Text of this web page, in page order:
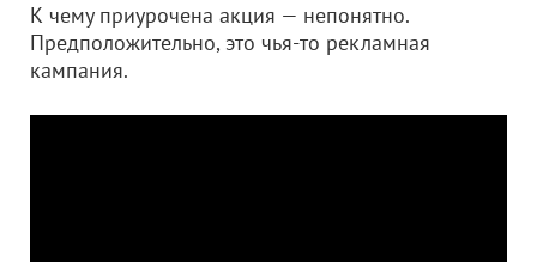
К чему приурочена акция — непонятно.
Предположительно, это чья-то рекламная
кампания.